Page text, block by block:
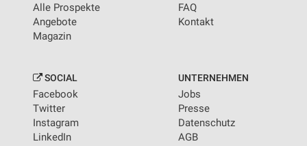
Alle Prospekte
Angebote
Magazin
FAQ
Kontakt
SOCIAL
Facebook
Twitter
Instagram
LinkedIn
UNTERNEHMEN
Jobs
Presse
Datenschutz
AGB